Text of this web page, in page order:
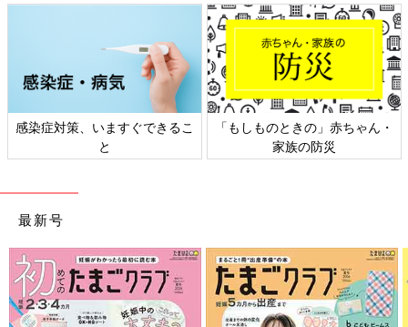
感染症対策、いますぐできるこ
と
「もしものときの」赤ちゃん・
家族の防災
最新号